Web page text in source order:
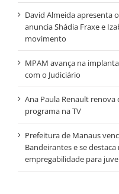
David Almeida apresenta
anuncia Shádia Fraxe e
movimento
MPAM avança na
com o Judiciário
Ana Paula Renault
programa na TV
Prefeitura de Manaus
Bandeirantes e se
empregabilidade para